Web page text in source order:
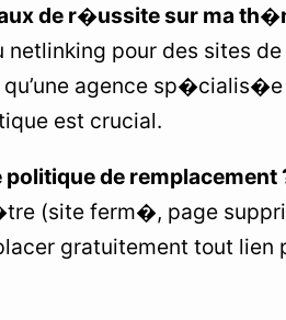
de r�ussite sur ma
pour des sites de
agence sp�cialis�e
est crucial.
politique de remplacement
(site ferm�, page
gratuitement tout lien